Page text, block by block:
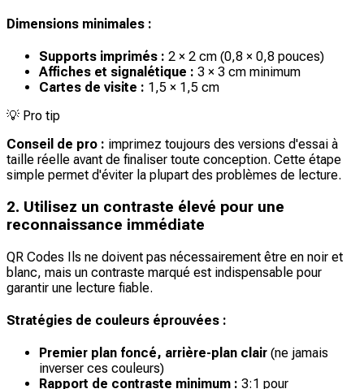
Dimensions minimales :
Supports imprimés : 2 × 2 cm (0,8 × 0,8 pouces)
Affiches et signalétique : 3 × 3 cm minimum
Cartes de visite : 1,5 × 1,5 cm
💡 Pro tip
Conseil de pro : imprimez toujours des versions d'essai à
taille réelle avant de finaliser toute conception. Cette étape
simple permet d'éviter la plupart des problèmes de lecture.
2. Utilisez un contraste élevé pour une
reconnaissance immédiate
QR Codes Ils ne doivent pas nécessairement être en noir et
blanc, mais un contraste marqué est indispensable pour
garantir une lecture fiable.
Stratégies de couleurs éprouvées :
Premier plan foncé, arrière-plan clair (ne jamais
inverser ces couleurs)
Rapport de contraste minimum : 3:1 pour